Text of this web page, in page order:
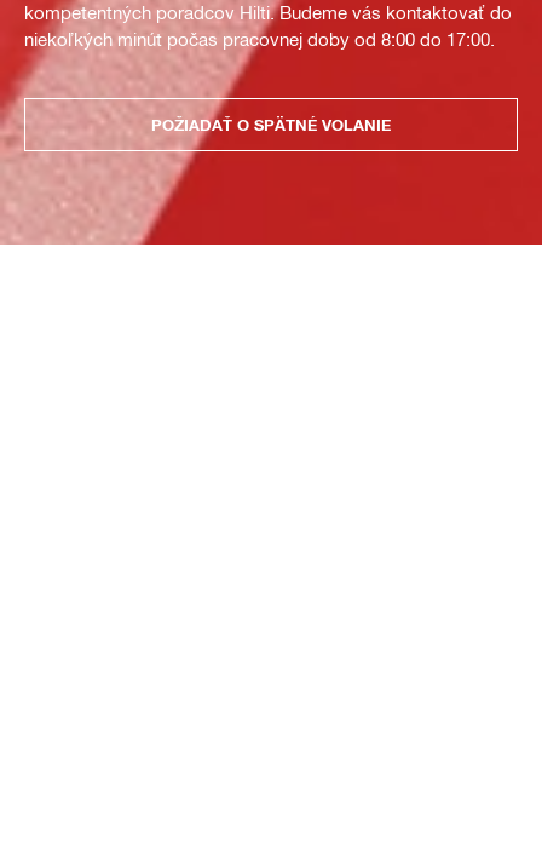
kompetentných poradcov Hilti. Budeme vás kontaktovať do
niekoľkých minút počas pracovnej doby od 8:00 do 17:00.
POŽIADAŤ O SPÄTNÉ VOLANIE